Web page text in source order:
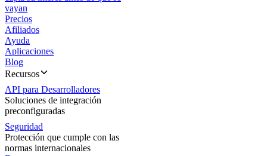
vayan
Precios
Afiliados
Ayuda
Aplicaciones
Blog
Recursos
API para Desarrolladores
Soluciones de integración
preconfiguradas
Seguridad
Protección que cumple con las
normas internacionales